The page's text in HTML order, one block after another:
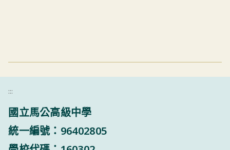
:::
國立馬公高級中學
統一編號：96402805